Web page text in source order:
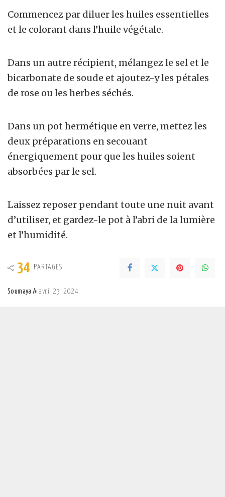
Commencez par diluer les huiles essentielles
et le colorant dans l’huile végétale.
Dans un autre récipient, mélangez le sel et le
bicarbonate de soude et ajoutez-y les pétales
de rose ou les herbes séchés.
Dans un pot hermétique en verre, mettez les
deux préparations en secouant
énergiquement pour que les huiles soient
absorbées par le sel.
Laissez reposer pendant toute une nuit avant
d’utiliser, et gardez-le pot à l’abri de la lumière
et l’humidité.
34 PARTAGES
Posted
Soumaya A avril 23, 2024